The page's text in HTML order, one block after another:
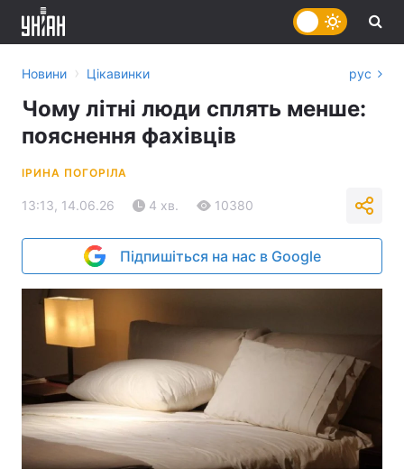
Новини › Цікавинки рус
Чому літні люди сплять менше:
пояснення фахівців
ІРИНА ПОГОРІЛА
13:13, 14.06.26 4 хв. 10380
Підпишіться на нас в Google